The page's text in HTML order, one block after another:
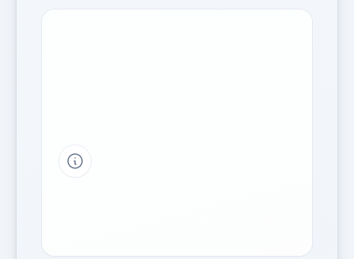
Tipp a grafikon jelmagyarázatához